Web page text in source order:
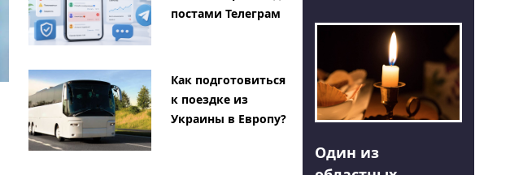
постами Телеграм
Как подготовиться
к поездке из
Украины в Европу?
Один из